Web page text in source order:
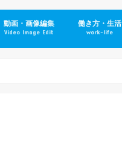
動画・画像編集
Video Image Edit
働き方・生活
work-life